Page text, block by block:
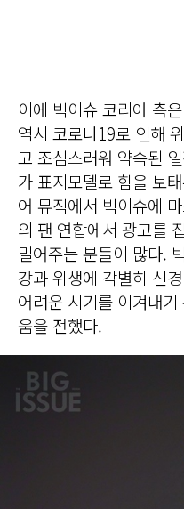
이에 빅이슈 코리아 측
역시 코로나19로 인해
고 조심스러워 약속된
가 표지모델로 힘을 보
어 뮤직에서 빅이슈에
의 팬 연합에서 광고를
밀어주는 분들이 많다.
강과 위생에 각별히 신
어려운 시기를 이겨내
움을 전했다.